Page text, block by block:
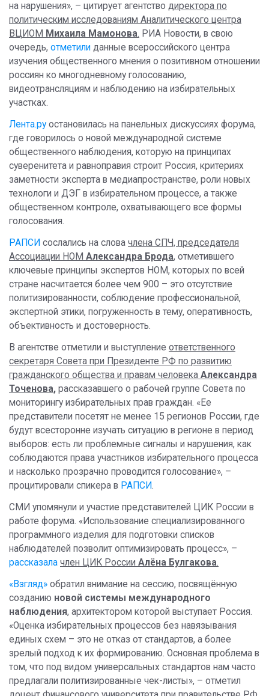
на нарушения», – цитирует агентство директора по
политическим исследованиям Аналитического центра
ВЦИОМ Михаила Мамонова. РИА Новости, в свою
очередь, отметили данные всероссийского центра
изучения общественного мнения о позитивном отношении
россиян ко многодневному голосованию,
видеотрансляциям и наблюдению на избирательных
участках.
Лента.ру остановилась на панельных дискуссиях форума,
где говорилось о новой международной системе
общественного наблюдения, которую на принципах
суверенитета и равноправия строит Россия, критериях
заметности эксперта в медиапространстве, роли новых
технологи и ДЭГ в избирательном процессе, а также
общественном контроле, охватывающего все формы
голосования.
РАПСИ сослались на слова члена СПЧ, председателя
Ассоциации НОМ Александра Брода, отметившего
ключевые принципы экспертов НОМ, которых по всей
стране насчитается более чем 900 – это отсутствие
политизированности, соблюдение профессиональной,
экспертной этики, погруженность в тему, оперативность,
объективность и достоверность.
В агентстве отметили и выступление ответственного
секретаря Совета при Президенте РФ по развитию
гражданского общества и правам человека Александра
Точенова, рассказавшего о рабочей группе Совета по
мониторингу избирательных прав граждан. «Ее
представители посетят не менее 15 регионов России, где
будут всесторонне изучать ситуацию в регионе в период
выборов: есть ли проблемные сигналы и нарушения, как
соблюдаются права участников избирательного процесса
и насколько прозрачно проводится голосование», –
процитировали спикера в РАПСИ.
СМИ упомянули и участие представителей ЦИК России в
работе форума. «Использование специализированного
программного изделия для подготовки списков
наблюдателей позволит оптимизировать процесс», –
рассказала член ЦИК России Алёна Булгакова.
«Взгляд» обратил внимание на сессию, посвящённую
созданию новой системы международного
наблюдения, архитектором которой выступает Россия.
«Оценка избирательных процессов без навязывания
единых схем – это не отказ от стандартов, а более
зрелый подход к их формированию. Основная проблема в
том, что под видом универсальных стандартов нам часто
предлагали политизированные чек-листы», – отметил